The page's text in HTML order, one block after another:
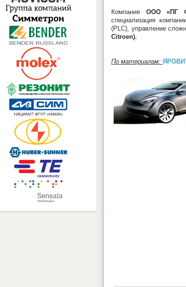
Компания ООО «ПГ
специализация
(PLC), управление
Citroen).
По материалам: